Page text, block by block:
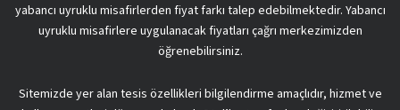
yabancı uyruklu misafirlerden fiyat farkı talep edebilmektedir. Yabancı
uyruklu misafirlere uygulanacak fiyatları çağrı merkezimizden
öğrenebilirsiniz.
Sitemizde yer alan tesis özellikleri bilgilendirme amaçlıdır, hizmet ve